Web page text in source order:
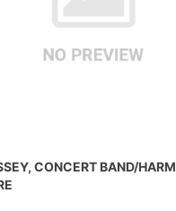
CONCERT BAND/